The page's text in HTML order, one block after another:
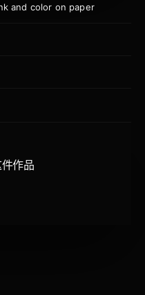
and color on paper
作品